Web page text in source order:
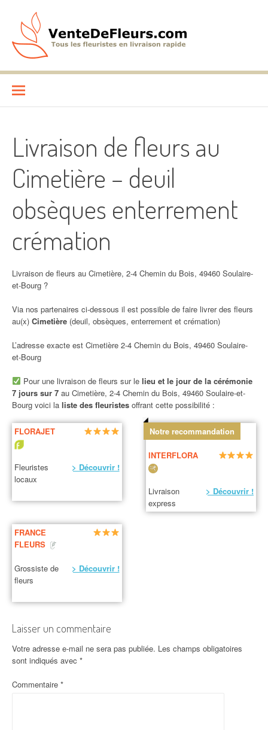
contenu
VenteDeFleurs.com
Livraison de fleurs au
Cimetière – deuil
obsèques enterrement
crémation
Livraison de fleurs au Cimetière, 2-4 Chemin du Bois, 49460 Soulaire-
et-Bourg ?
Via nos partenaires ci-dessous il est possible de faire livrer des fleurs
au(x) Cimetière (deuil, obsèques, enterrement et crémation)
L’adresse exacte est Cimetière 2-4 Chemin du Bois, 49460 Soulaire-
et-Bourg
Pour une livraison de fleurs sur le lieu et le jour de la cérémonie
7 jours sur 7 au Cimetière, 2-4 Chemin du Bois, 49460 Soulaire-et-
Bourg voici la liste des fleuristes offrant cette possibilité :
FLORAJET
Fleuristes
locaux
> Découvrir !
Notre recommandation
INTERFLORA
Livraison
express
> Découvrir !
FRANCE
FLEURS
Grossiste de
fleurs
> Découvrir !
Laisser un commentaire
Votre adresse e-mail ne sera pas publiée. Les champs obligatoires
sont indiqués avec *
Commentaire *